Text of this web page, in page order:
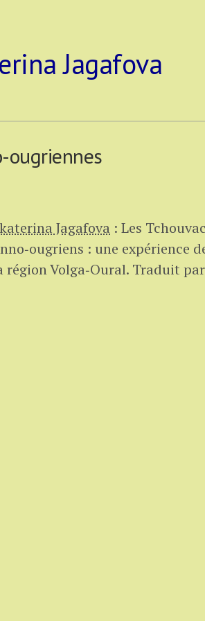
Jagafova
ougriennes
Jagafova : Les
: une expérience
région Volga‑Oural. Traduit par